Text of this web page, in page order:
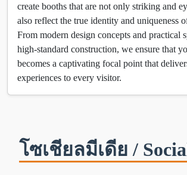
create booths that are not only striking and
also reflect the true identity and uniqueness
From modern design concepts and practical
high-standard construction, we ensure that
becomes a captivating focal point that
experiences to every visitor.
โซเชียลมีเดีย /